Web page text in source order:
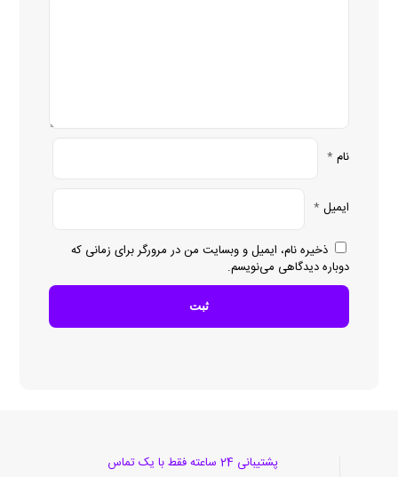
نام *
ایمیل *
ذخیره نام، ایمیل و وبسایت من در مرورگر برای زمانی که
دوباره دیدگاهی می‌نویسم.
پشتیبانی 24 ساعته فقط با یک تماس